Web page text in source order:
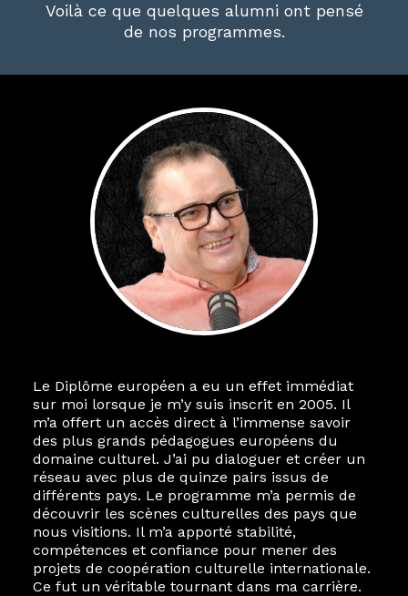
Voilà ce que quelques alumni ont pensé
de nos programmes.
Le Diplôme européen a eu un effet immédiat
sur moi lorsque je m’y suis inscrit en 2005. Il
m’a offert un accès direct à l’immense savoir
des plus grands pédagogues européens du
domaine culturel. J’ai pu dialoguer et créer un
réseau avec plus de quinze pairs issus de
différents pays. Le programme m’a permis de
découvrir les scènes culturelles des pays que
nous visitions. Il m’a apporté stabilité,
compétences et confiance pour mener des
projets de coopération culturelle internationale.
Ce fut un véritable tournant dans ma carrière.